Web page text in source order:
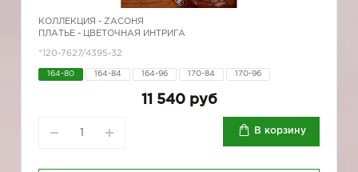
КОЛЛЕКЦИЯ - ZAСОНЯ
ПЛАТЬЕ - ЦВЕТОЧНАЯ ИНТРИГА
*120-7627/4395-32
164-80 164-84 164-96 170-84 170-96
11 540 руб
В корзину